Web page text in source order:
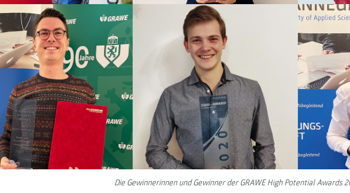
Die Gewinnerinnen und Gewinner der GRAWE High Potential Awards